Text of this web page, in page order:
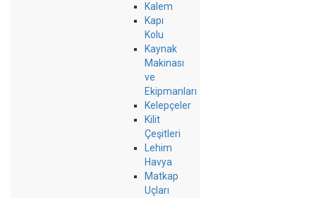
Kalem
Kapı
Kolu
Kaynak
Makinası
ve
Ekipmanları
Kelepçeler
Kilit
Çeşitleri
Lehim
Havya
Matkap
Uçları